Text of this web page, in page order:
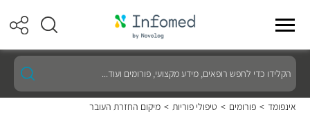
הקלידו
כדי
לחפש
רופאים,
מידע
אינפומד > פורומים > טיפולי פוריות > מיקום החזרת העובר